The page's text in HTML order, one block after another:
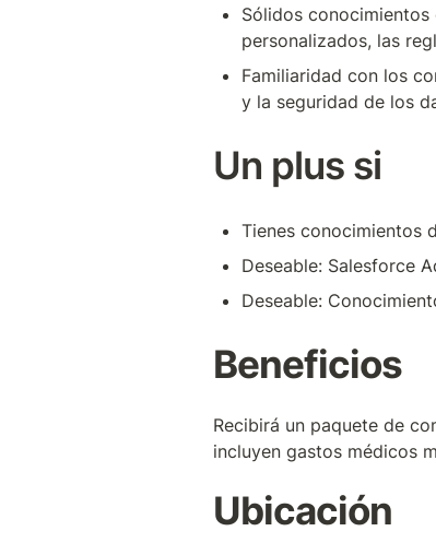
Sólidos
personalizados, las
Familiaridad con los
y la seguridad de los
Un plus si
Tienes conocimientos
Deseable: Salesforce
Deseable:
Beneficios
Recibirá un paquete de
incluyen gastos médicos
Ubicación